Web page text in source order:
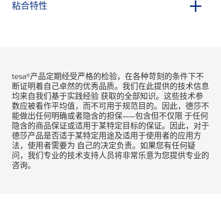
粘合特性
tesa®产品定期经受严格的检验，在各种苛刻的条件下不
断证明着自己卓然的优秀品质。我们在此提供的技术信息
均来自我们基于实践经验 获取的全部知识。这些技术参
数应被看作平均值，而不可用于规范目的。因此，德莎不
能做出任何明确或者隐含的担保——包含但不仅限 于任何
隐含的商品保证或适用于某特定目标的保证。因此，对于
德莎产品是否适于某特定用途及适用于使用者的应用方
法，使用者需要为 自己的决定负责。如果您有任何疑
问，我们专业的技术支持人员将非常乐意为您提供专业的
咨询。